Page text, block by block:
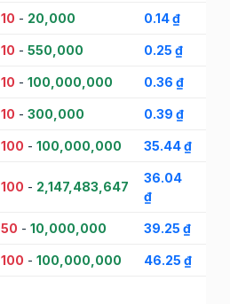
10 - 20,000 0.14 ₫
10 - 550,000 0.25 ₫
10 - 100,000,000 0.36 ₫
10 - 300,000 0.39 ₫
100 - 100,000,000 35.44 ₫
100 - 2,147,483,647
36.04
₫
50 - 10,000,000 39.25 ₫
100 - 100,000,000 46.25 ₫